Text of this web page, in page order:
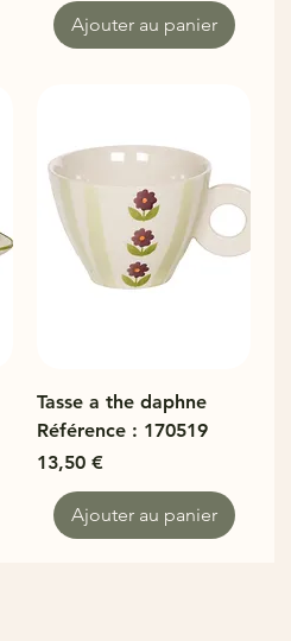
Ajouter au panier
Tasse a the daphne
Référence : 170519
Prix
13,50 €
Ajouter au panier